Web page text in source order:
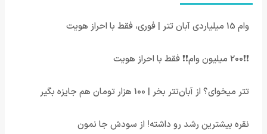
وام 15 میلیاردی آبان تتر | فوری، فقط با احراز هویت
❗❗200 میلیون وام❗❗ فقط با احراز هویت
تتر میخوای؟ از آبان‌تتر بخر | 100 هزار تومان هم جایزه بگیر
نقره بیشترین رشد رو داشته! از سودش جا نمون